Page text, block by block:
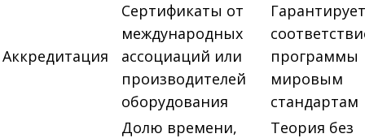
Аккредитация
Сертификаты от
международных
ассоциаций или
производителей
оборудования
Гарантирует
программы
мировым
стандартам
Долю времени,
Теория без